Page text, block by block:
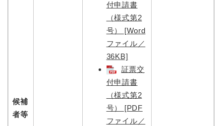
候補
者等
付申請書
（様式第2
号） [Word
ファイル／
36KB]
証票交
付申請書
（様式第2
号） [PDF
ファイル／